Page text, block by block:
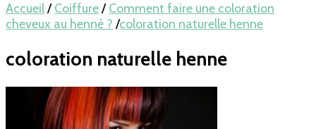
Accueil/ Coiffure/ Comment faire une coloration
cheveux au henné ? /coloration naturelle henne
coloration naturelle henne